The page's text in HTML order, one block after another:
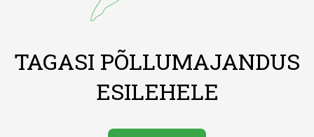
TAGASI PÕLLUMAJANDUS
ESILEHELE